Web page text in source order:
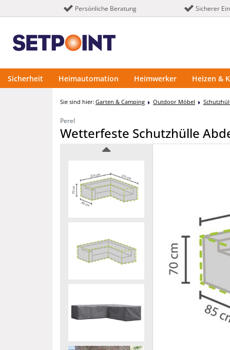
Persönliche Beratung Sicherer
Sicherheit Heimautomation Heimwerker Heizen &
Sie sind hier: Garten & Camping Outdoor Möbel
Perel
Wetterfeste Schutzhülle